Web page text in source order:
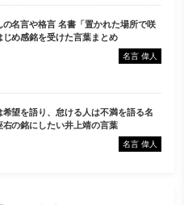
の名言や格言 名書「置かれた場所で咲
じめ感銘を受けた言葉まとめ
名言 偉人
希望を語り、怠ける人は不満を語る名
右の銘にしたい井上靖の言葉
名言 偉人